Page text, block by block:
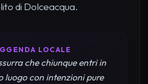
di Dolceacqua.
LOCALE
che chiunque entri in
luogo con intenzioni pure